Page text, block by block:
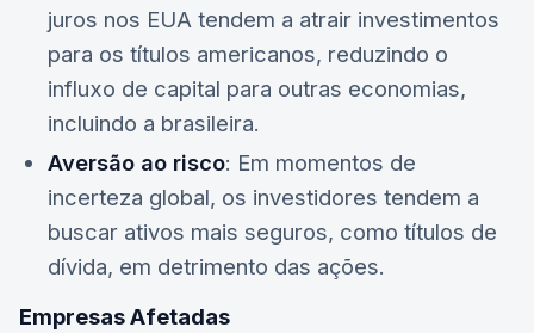
juros nos EUA tendem a atrair investimentos
para os títulos americanos, reduzindo o
influxo de capital para outras economias,
incluindo a brasileira.
Aversão ao risco: Em momentos de
incerteza global, os investidores tendem a
buscar ativos mais seguros, como títulos de
dívida, em detrimento das ações.
Empresas Afetadas